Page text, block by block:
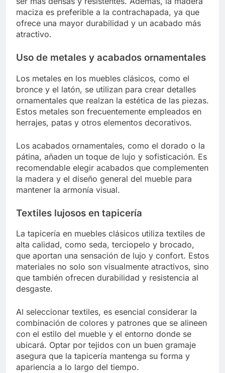
maciza es preferible a la contrachapada, ya que
ofrece una mayor durabilidad y un acabado más
atractivo.
Uso de metales y acabados ornamentales
Los metales en los muebles clásicos, como el
bronce y el latón, se utilizan para crear detalles
ornamentales que realzan la estética de las piezas.
Estos metales son frecuentemente empleados en
herrajes, patas y otros elementos decorativos.
Los acabados ornamentales, como el dorado o la
pátina, añaden un toque de lujo y sofisticación. Es
recomendable elegir acabados que complementen
la madera y el diseño general del mueble para
mantener la armonía visual.
Textiles lujosos en tapicería
La tapicería en muebles clásicos utiliza textiles de
alta calidad, como seda, terciopelo y brocado,
que aportan una sensación de lujo y confort. Estos
materiales no solo son visualmente atractivos, sino
que también ofrecen durabilidad y resistencia al
desgaste.
Al seleccionar textiles, es esencial considerar la
combinación de colores y patrones que se alineen
con el estilo del mueble y el entorno donde se
ubicará. Optar por tejidos con un buen gramaje
asegura que la tapicería mantenga su forma y
apariencia a lo largo del tiempo.